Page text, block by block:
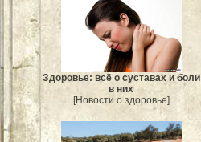
Здоровье: всё о суставах и боли
в них
[Новости о здоровье]